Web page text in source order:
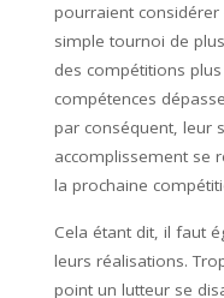
pourraient considérer
simple tournoi de
des compétitions
compétences
par conséquent, leur
accomplissement se
la prochaine
Cela étant dit, il faut
leurs réalisations.
point un lutteur se